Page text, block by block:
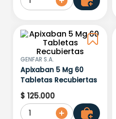
GENFAR S.A.
Apixaban 5 Mg 60
Tabletas Recubiertas
$ 125.000
1